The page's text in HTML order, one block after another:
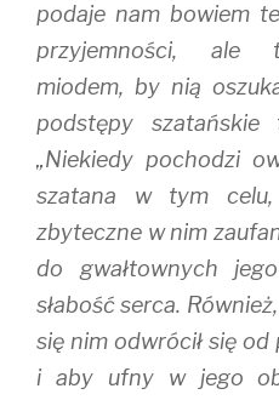
podaje nam bowiem
przyjemności, ale
miodem, by nią
podstępy szatańskie
„Niekiedy pochodzi
szatana w tym celu,
zbyteczne w nim
do gwałtownych
słabość serca.
się nim odwrócił się
i aby ufny w jego